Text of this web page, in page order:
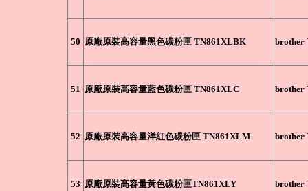
50 原廠原裝高容量黑色碳粉匣 TN861XLBK brother
51 原廠原裝高容量藍色碳粉匣 TN861XLC brother
52 原廠原裝高容量洋紅色碳粉匣 TN861XLM brother
53 原廠原裝高容量黃色碳粉匣TN861XLY brother